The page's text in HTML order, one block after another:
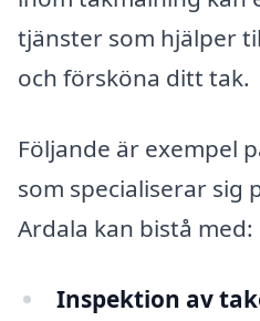
tjänster som hjälper
och försköna ditt tak.
Följande är exempel
som specialiserar sig
Ardala kan bistå med:
Inspektion av